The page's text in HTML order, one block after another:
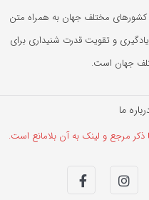
مختلف جهان به همراه متن
و تقویت قدرت شنیداری برای
جهان است.
ما
مرجع و لینک به آن بلامانع است.